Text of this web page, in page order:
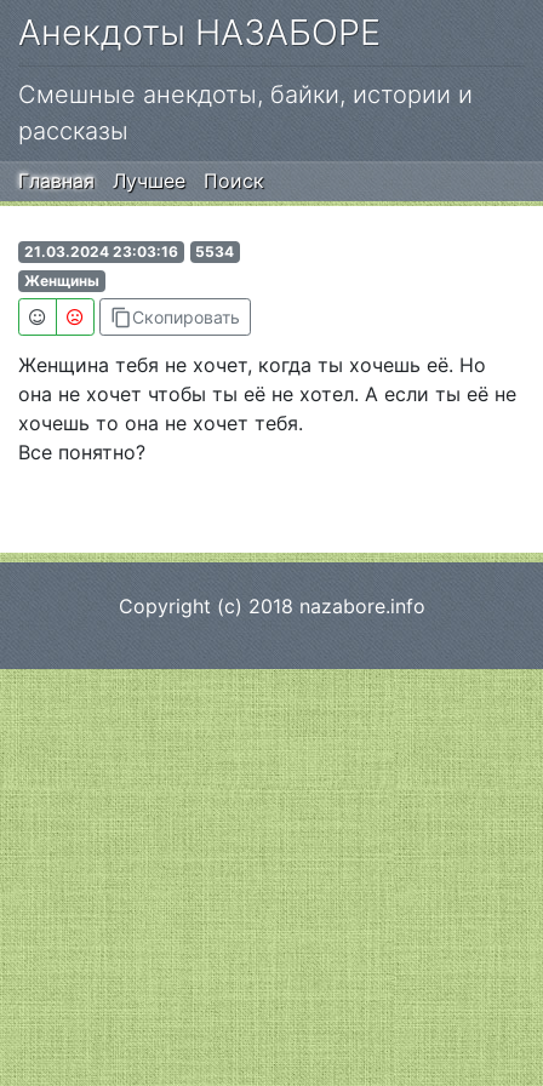
Анекдоты НАЗАБОРЕ
Смешные анекдоты, байки, истории и
рассказы
Главная Лучшее Поиск
21.03.2024 23:03:16
5534
Женщины
content_copyСкопировать
Женщина тебя не хочет, когда ты хочешь её. Но
она не хочет чтобы ты её не хотел. А если ты её не
хочешь то она не хочет тебя.
Все понятно?
Copyright (c) 2018 nazabore.info